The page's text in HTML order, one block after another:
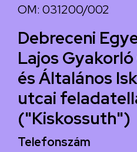
OM: 031200/002
Debreceni
Lajos
és Általános
utcai
("Kiskossuth")
Telefonszám